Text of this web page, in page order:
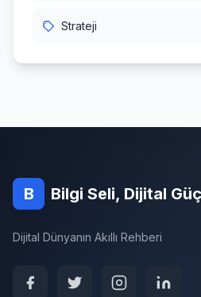
Strateji
B Bilgi Seli, Dijital
Dijital Dünyanın Akıllı Rehberi